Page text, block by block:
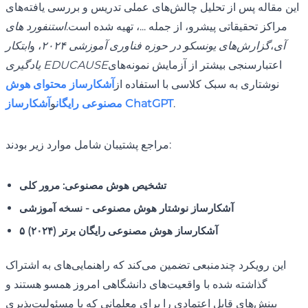
این مقاله پس از تحلیل چالش‌های عملی تدریس و بررسی یافته‌های
مراکز تحقیقاتی پیشرو، از جمله ...، تهیه شده است.استنفورد های
آی،گزارش‌های یونسکو در حوزه فناوری آموزشی ۲۰۲۴ ، وابتکار
یادگیری EDUCAUSEاعتبارسنجی بیشتر از آزمایش نمونه‌های
نوشتاری به سبک کلاسی با استفاده از آشکارساز محتوای هوش
مصنوعی رایگانو آشکارساز ChatGPT.
مراجع پشتیبان شامل موارد زیر بودند:
تشخیص هوش مصنوعی: مرور کلی
آشکارساز نوشتار هوش مصنوعی - نسخه آموزشی
۵ آشکارساز هوش مصنوعی رایگان برتر (۲۰۲۴)
این رویکرد چندمنبعی تضمین می‌کند که راهنمایی‌های به اشتراک
گذاشته شده با واقعیت‌های دانشگاهی امروز همسو هستند و
بینش‌های قابل اعتمادی را برای معلمانی که با مسئولیت‌پذیری